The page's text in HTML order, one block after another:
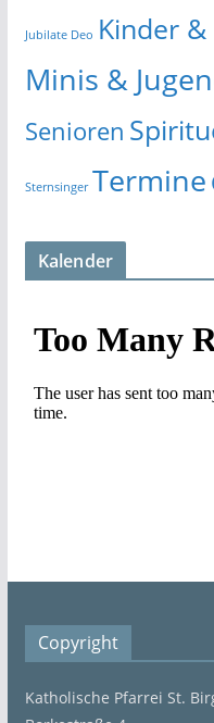
Jubilate Deo Kinder
Minis &
Senioren
Sternsinger Termine
Kalender
Copyright
Katholische Pfarrei St.